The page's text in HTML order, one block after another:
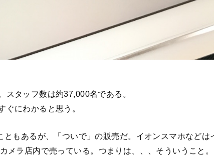
タッフ数は約37,000名である。
にわかると思う。
もあるが、「ついで」の販売だ。イオンスマホなどは
ラ店内で売っている。つまりは、、、そういうこと。